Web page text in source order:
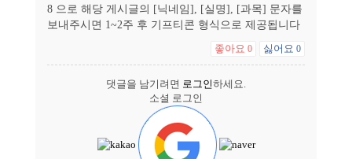
8 으로 해당 게시글의 [닉네임], [실명], [과목] 문자를
보내주시면 1~2주 후 기프티콘 형식으로 제공됩니다
좋아요 0 싫어요 0
댓글을 남기려면 로그인하세요.
소셜 로그인